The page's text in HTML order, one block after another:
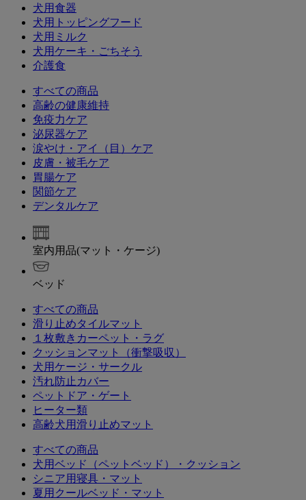
犬用食器
犬用トッピングフード
犬用ミルク
犬用ケーキ・ごちそう
介護食
すべての商品
高齢の健康維持
免疫力ケア
泌尿器ケア
涙やけ・アイ（目）ケア
皮膚・被毛ケア
胃腸ケア
関節ケア
デンタルケア
室内用品(マット・ケージ)
ベッド
すべての商品
滑り止めタイルマット
１枚敷きカーペット・ラグ
クッションマット（衝撃吸収）
犬用ケージ・サークル
汚れ防止カバー
ペットドア・ゲート
ヒーター類
高齢犬用滑り止めマット
すべての商品
犬用ベッド（ペットベッド）・クッション
シニア用寝具・マット
夏用クールベッド・マット